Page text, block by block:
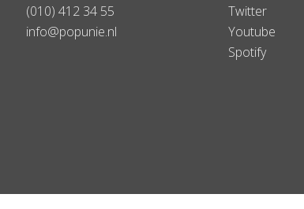
(010) 412 34 55
info@popunie.nl
Twitter
Youtube
Spotify